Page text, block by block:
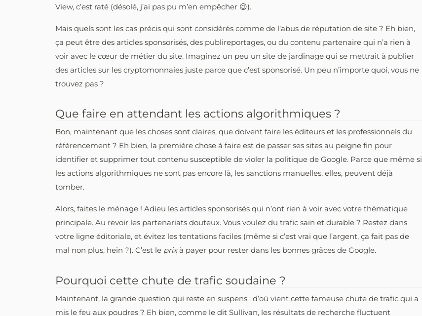
View, c’est raté (désolé, j’ai pas pu m’en empêcher 😉).
Mais quels sont les cas précis qui sont considérés comme de l’abus de réputation de site ? Eh bien,
ça peut être des articles sponsorisés, des publireportages, ou du contenu partenaire qui n’a rien à
voir avec le cœur de métier du site. Imaginez un peu un site de jardinage qui se mettrait à publier
des articles sur les cryptomonnaies juste parce que c’est sponsorisé. Un peu n’importe quoi, vous ne
trouvez pas ?
Que faire en attendant les actions algorithmiques ?
Bon, maintenant que les choses sont claires, que doivent faire les éditeurs et les professionnels du
référencement ? Eh bien, la première chose à faire est de passer ses sites au peigne fin pour
identifier et supprimer tout contenu susceptible de violer la politique de Google. Parce que même si
les actions algorithmiques ne sont pas encore là, les sanctions manuelles, elles, peuvent déjà
tomber.
Alors, faites le ménage ! Adieu les articles sponsorisés qui n’ont rien à voir avec votre thématique
principale. Au revoir les partenariats douteux. Vous voulez du trafic sain et durable ? Restez dans
votre ligne éditoriale, et évitez les tentations faciles (même si c’est vrai que l’argent, ça fait pas de
mal non plus, hein ?). C’est le prixà payer pour rester dans les bonnes grâces de Google.
Pourquoi cette chute de trafic soudaine ?
Maintenant, la grande question qui reste en suspens : d’où vient cette fameuse chute de trafic qui a
mis le feu aux poudres ? Eh bien, comme le dit Sullivan, les résultats de recherche fluctuent